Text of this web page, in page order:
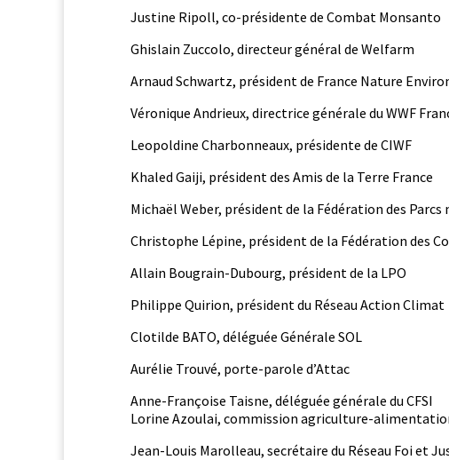
Jus­tine Ripoll, co-prési­dente de Com­bat Monsanto
Ghis­lain Zuc­co­lo, directeur général de Welfarm
Arnaud Schwartz, prési­dent de France Nature
Véronique Andrieux, direc­trice générale du WWF
Leopol­dine Char­bon­neaux, prési­dente de CIWF
Khaled Gai­ji, prési­dent des Amis de la Terre France
Michaël Weber, prési­dent de la Fédéra­tion des
Christophe Lépine, prési­dent de la Fédéra­tion des
Allain Bougrain-Dubourg, prési­dent de la LPO
Philippe Quiri­on, prési­dent du Réseau Action Climat
Clotilde BATO, déléguée Générale SOL
Aurélie Trou­vé, porte-parole d’Attac
Anne-Françoise Taisne, déléguée générale du CFSI
Lorine Azoulai, com­mis­sion agri­cul­ture-
Jean-Louis Marol­leau, secré­taire du Réseau Foi et